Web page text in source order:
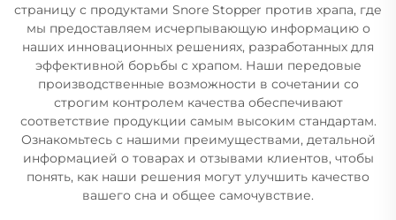
страницу с продуктами Snore Stopper против храпа, где
мы предоставляем исчерпывающую информацию о
наших инновационных решениях, разработанных для
эффективной борьбы с храпом. Наши передовые
производственные возможности в сочетании со
строгим контролем качества обеспечивают
соответствие продукции самым высоким стандартам.
Ознакомьтесь с нашими преимуществами, детальной
информацией о товарах и отзывами клиентов, чтобы
понять, как наши решения могут улучшить качество
вашего сна и общее самочувствие.